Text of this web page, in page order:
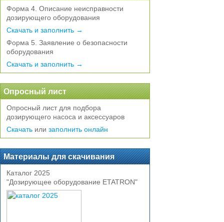
Форма 4. Описание неисправности
дозирующего оборудования
Скачать и заполнить →
Форма 5. Заявление о безопасности
оборудования
Скачать и заполнить →
Опросный лист
Опросный лист для подбора
дозирующего насоса и аксессуаров
Скачать или заполнить онлайн
Материалы для скачивания
Каталог 2025
"Дозирующее оборудование ETATRON"